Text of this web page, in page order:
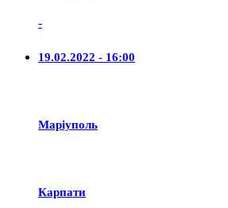
-
19.02.2022 - 16:00
Маріуполь
Карпати